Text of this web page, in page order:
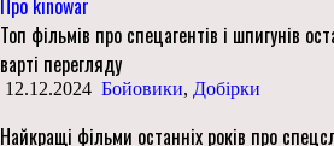
Про kinowar
Топ фільмів про спецагентів і шпигунів
варті перегляду
12.12.2024 Бойовики, Добірки
Найкращі фільми останніх років про